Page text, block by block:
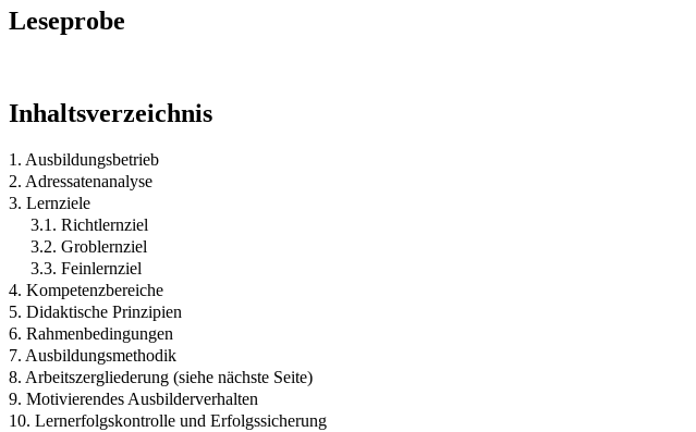
Leseprobe
Inhaltsverzeichnis
1. Ausbildungsbetrieb
2. Adressatenanalyse
3. Lernziele
3.1. Richtlernziel
3.2. Groblernziel
3.3. Feinlernziel
4. Kompetenzbereiche
5. Didaktische Prinzipien
6. Rahmenbedingungen
7. Ausbildungsmethodik
8. Arbeitszergliederung (siehe nächste Seite)
9. Motivierendes Ausbilderverhalten
10. Lernerfolgskontrolle und Erfolgssicherung